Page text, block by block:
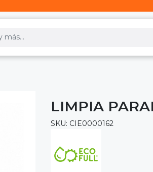
LIMPIA
SKU: CIE0000162